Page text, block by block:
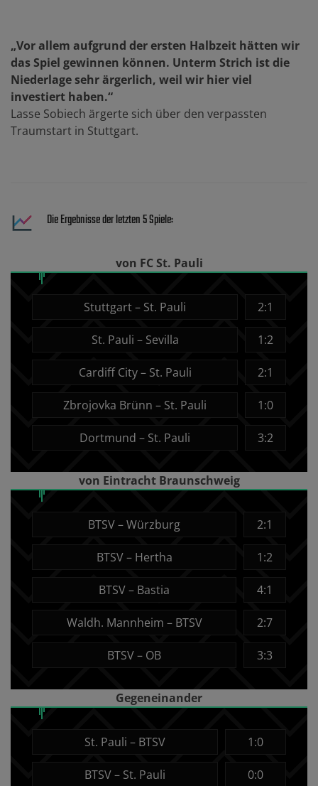
„Vor allem aufgrund der ersten Halbzeit hätten wir
das Spiel gewinnen können. Unterm Strich ist die
Niederlage sehr ärgerlich, weil wir hier viel
investiert haben.“
Lasse Sobiech ärgerte sich über den verpassten
Traumstart in Stuttgart.
Die Ergebnisse der letzten 5 Spiele:
von FC St. Pauli
Stuttgart – St. Pauli 2:1
St. Pauli – Sevilla 1:2
Cardiff City – St. Pauli 2:1
Zbrojovka Brünn – St. Pauli 1:0
Dortmund – St. Pauli 3:2
von Eintracht Braunschweig
BTSV – Würzburg 2:1
BTSV – Hertha 1:2
BTSV – Bastia 4:1
Waldh. Mannheim – BTSV 2:7
BTSV – OB 3:3
Gegeneinander
St. Pauli – BTSV 1:0
BTSV – St. Pauli 0:0